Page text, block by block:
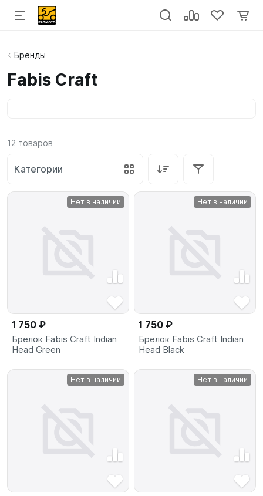
Бренды
Fabis Craft
12 товаров
Категории
Нет в наличии
1 750 ₽
Брелок Fabis Craft Indian
Head Green
Нет в наличии
1 750 ₽
Брелок Fabis Craft Indian
Head Black
Нет в наличии Нет в наличии